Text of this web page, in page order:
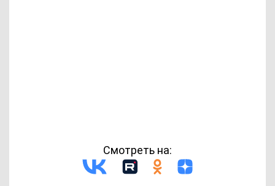
Смотреть на: